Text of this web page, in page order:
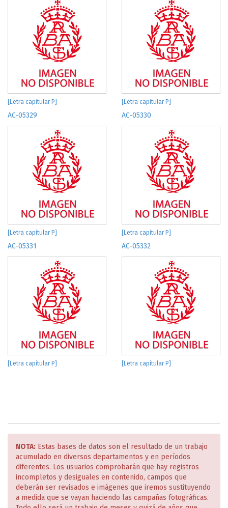
[Letra capitular P] [Letra capitular P]
AC-05329
[Letra capitular P]
AC-05330
[Letra capitular P]
AC-05331
[Letra capitular P]
AC-05332
[Letra capitular P]
NOTA: Estas bases de datos son el resultado de un trabajo
acumulado en diversos departamentos y en períodos
diferentes. Los usuarios comprobarán que hay registros
incompletos y desiguales en contenido, campos que
deberán ser revisados e imágenes que iremos sustituyendo
a medida que se vayan haciendo las campañas fotográficas.